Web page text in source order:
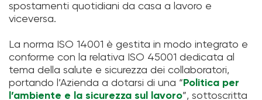
spostamenti quotidiani da casa a lavoro e
viceversa.
La norma ISO 14001 è gestita in modo integrato e
conforme con la relativa ISO 45001 dedicata al
tema della salute e sicurezza dei collaboratori,
portando l’Azienda a dotarsi di una “ Politica per
l’ambiente e la sicurezza sul lavoro”, sottoscritta